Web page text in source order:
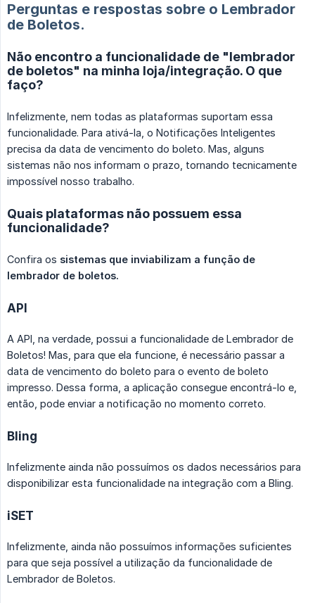
Perguntas e respostas sobre o Lembrador
de Boletos.
Não encontro a funcionalidade de "lembrador
de boletos" na minha loja/integração. O que
faço?
Infelizmente, nem todas as plataformas suportam essa
funcionalidade. Para ativá-la, o Notificações Inteligentes
precisa da data de vencimento do boleto. Mas, alguns
sistemas não nos informam o prazo, tornando tecnicamente
impossível nosso trabalho.
Quais plataformas não possuem essa
funcionalidade?
Confira os sistemas que inviabilizam a função de
lembrador de boletos.
API
A API, na verdade, possui a funcionalidade de Lembrador de
Boletos! Mas, para que ela funcione, é necessário passar a
data de vencimento do boleto para o evento de boleto
impresso. Dessa forma, a aplicação consegue encontrá-lo e,
então, pode enviar a notificação no momento correto.
Bling
Infelizmente ainda não possuímos os dados necessários para
disponibilizar esta funcionalidade na integração com a Bling.
iSET
Infelizmente, ainda não possuímos informações suficientes
para que seja possível a utilização da funcionalidade de
Lembrador de Boletos.